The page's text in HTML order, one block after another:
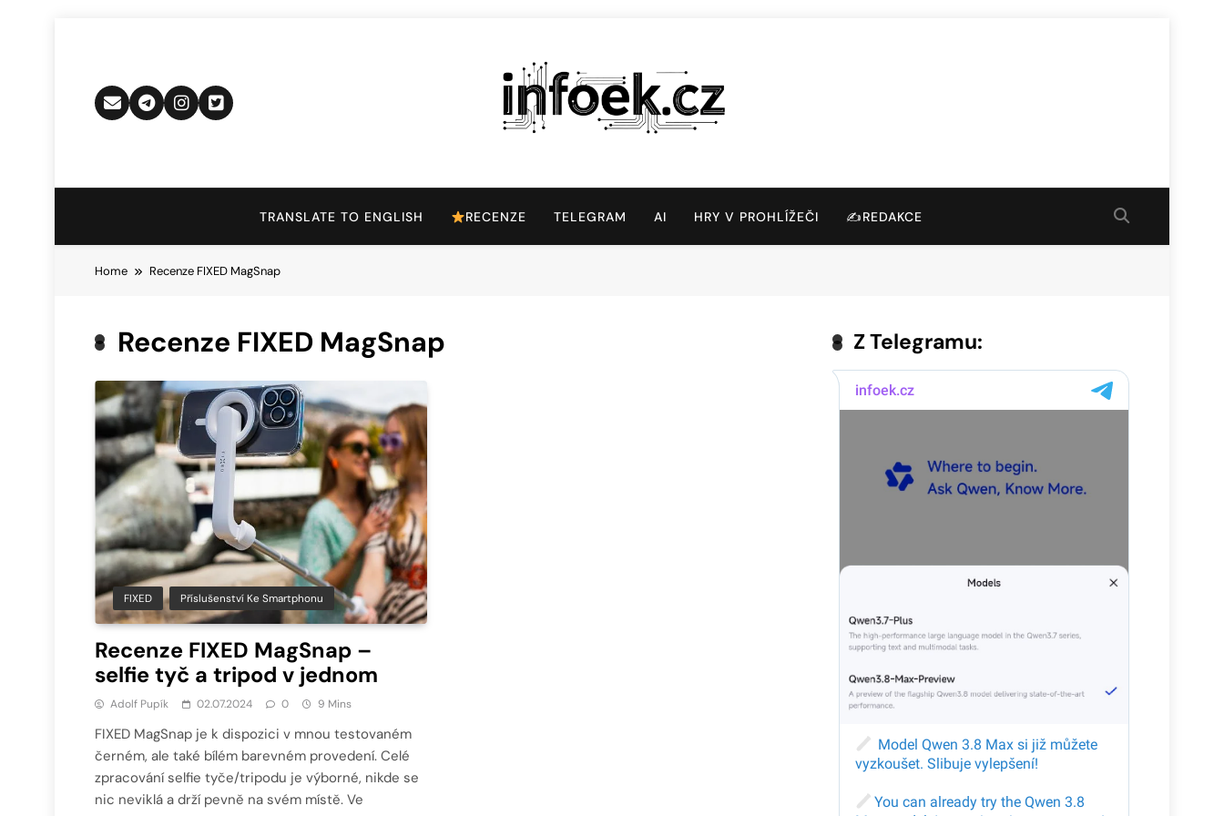
Infoek.cz
TRANSLATE TO ENGLISH RECENZE TELEGRAM AI HRY V PROHLÍŽEČI ✍️REDAKCE
Home Recenze FIXED MagSnap
Recenze FIXED MagSnap
FIXED Příslušenství Ke Smartphonu
Recenze FIXED MagSnap –
selfie tyč a tripod v jednom
Adolf Pupík 02.07.2024 0 9 Mins
FIXED MagSnap je k dispozici v mnou testovaném
černém, ale také bílém barevném provedení. Celé
zpracování selfie tyče/tripodu je výborné, nikde se
nic neviklá a drží pevně na svém místě. Ve
Z Telegramu: